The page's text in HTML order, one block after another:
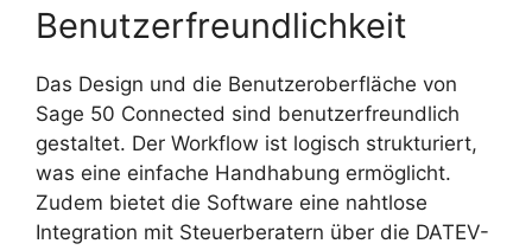
Benutzerfreundlichkeit
Das Design und die Benutzeroberfläche von
Sage 50 Connected sind benutzerfreundlich
gestaltet. Der Workflow ist logisch strukturiert,
was eine einfache Handhabung ermöglicht.
Zudem bietet die Software eine nahtlose
Integration mit Steuerberatern über die DATEV-